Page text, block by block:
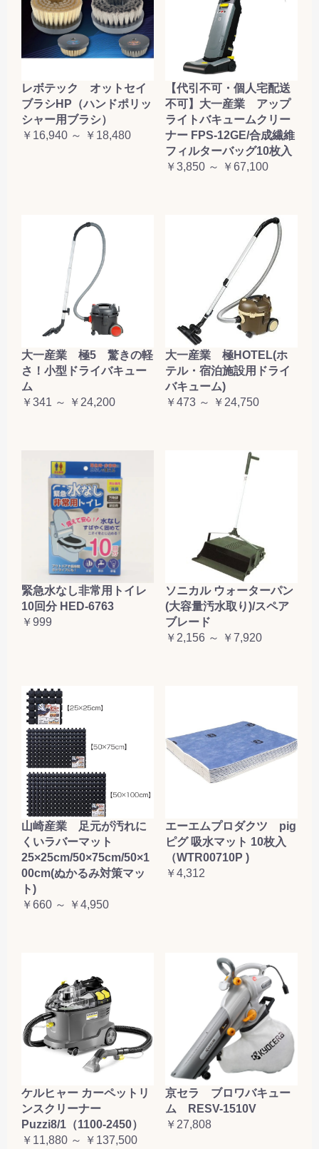
レボテック オットセイ
ブラシHP（ハンドポリッ
シャー用ブラシ）
￥16,940 ～ ￥18,480
【代引不可・個人宅配送
不可】大一産業 アップ
ライトバキュームクリー
ナー FPS-12GE/合成繊維
フィルターバッグ10枚入
￥3,850 ～ ￥67,100
大一産業 極5 驚きの軽
さ！小型ドライバキュー
ム
￥341 ～ ￥24,200
大一産業 極HOTEL(ホ
テル・宿泊施設用ドライ
バキューム)
￥473 ～ ￥24,750
緊急水なし非常用トイレ
10回分 HED-6763
￥999
ソニカル ウォーターパン
(大容量汚水取り)/スペア
ブレード
￥2,156 ～ ￥7,920
山崎産業 足元が汚れに
くいラバーマット
25×25cm/50×75cm/50×1
00cm(ぬかるみ対策マッ
ト)
￥660 ～ ￥4,950
エーエムプロダクツ pig
ピグ 吸水マット 10枚入
（WTR00710P )
￥4,312
ケルヒャー カーペットリ
ンスクリーナー
Puzzi8/1（1100-2450）
￥11,880 ～ ￥137,500
京セラ ブロワバキュー
ム RESV-1510V
￥27,808